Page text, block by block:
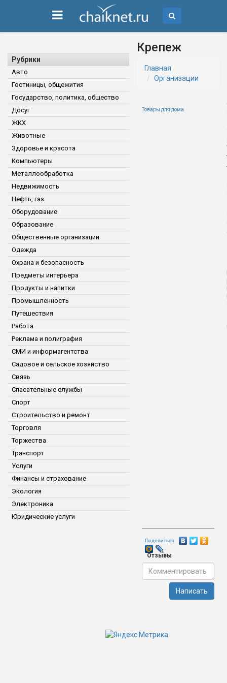
Рубрики
Авто
Гостиницы, общежития
Государство, политика, общество
Досуг
ЖКХ
Животные
Здоровье и красота
Компьютеры
Металлообработка
Недвижимость
Нефть, газ
Оборудование
Образование
Общественные организации
Одежда
Охрана и безопасность
Предметы интерьера
Продукты и напитки
Промышленность
Путешествия
Работа
Реклама и полиграфия
СМИ и информагентства
Садовое и сельское хозяйство
Связь
Спасательные службы
Спорт
Строительство и ремонт
Торговля
Торжества
Транспорт
Услуги
Финансы и страхование
Экология
Электроника
Юридические услуги
Крепеж
Главная
Организации
Товары для дома
Поделиться
Отзывы
Написать